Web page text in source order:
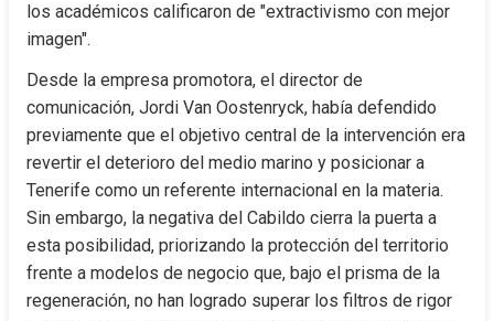
los académicos calificaron de "extractivismo con mejor
imagen".
Desde la empresa promotora, el director de
comunicación, Jordi Van Oostenryck, había defendido
previamente que el objetivo central de la intervención era
revertir el deterioro del medio marino y posicionar a
Tenerife como un referente internacional en la materia.
Sin embargo, la negativa del Cabildo cierra la puerta a
esta posibilidad, priorizando la protección del territorio
frente a modelos de negocio que, bajo el prisma de la
regeneración, no han logrado superar los filtros de rigor